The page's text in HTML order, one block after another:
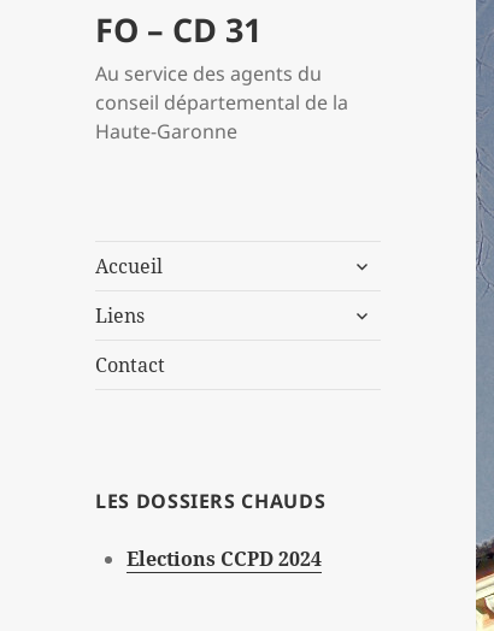
FO – CD 31
Au service des agents du
conseil départemental de la
Haute-Garonne
Accueil
ouvrir
sous-
Liens
ouvrir
Contact
LES DOSSIERS CHAUDS
Elections CCPD 2024